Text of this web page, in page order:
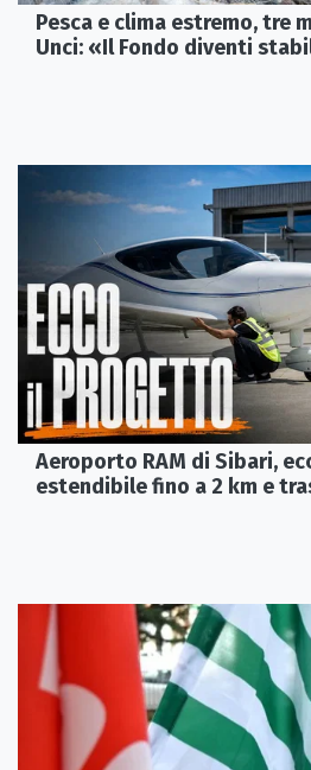
Pesca e clima estremo, tre
Unci: «Il Fondo diventi
Aeroporto RAM di Sibari,
estendibile fino a 2 km e